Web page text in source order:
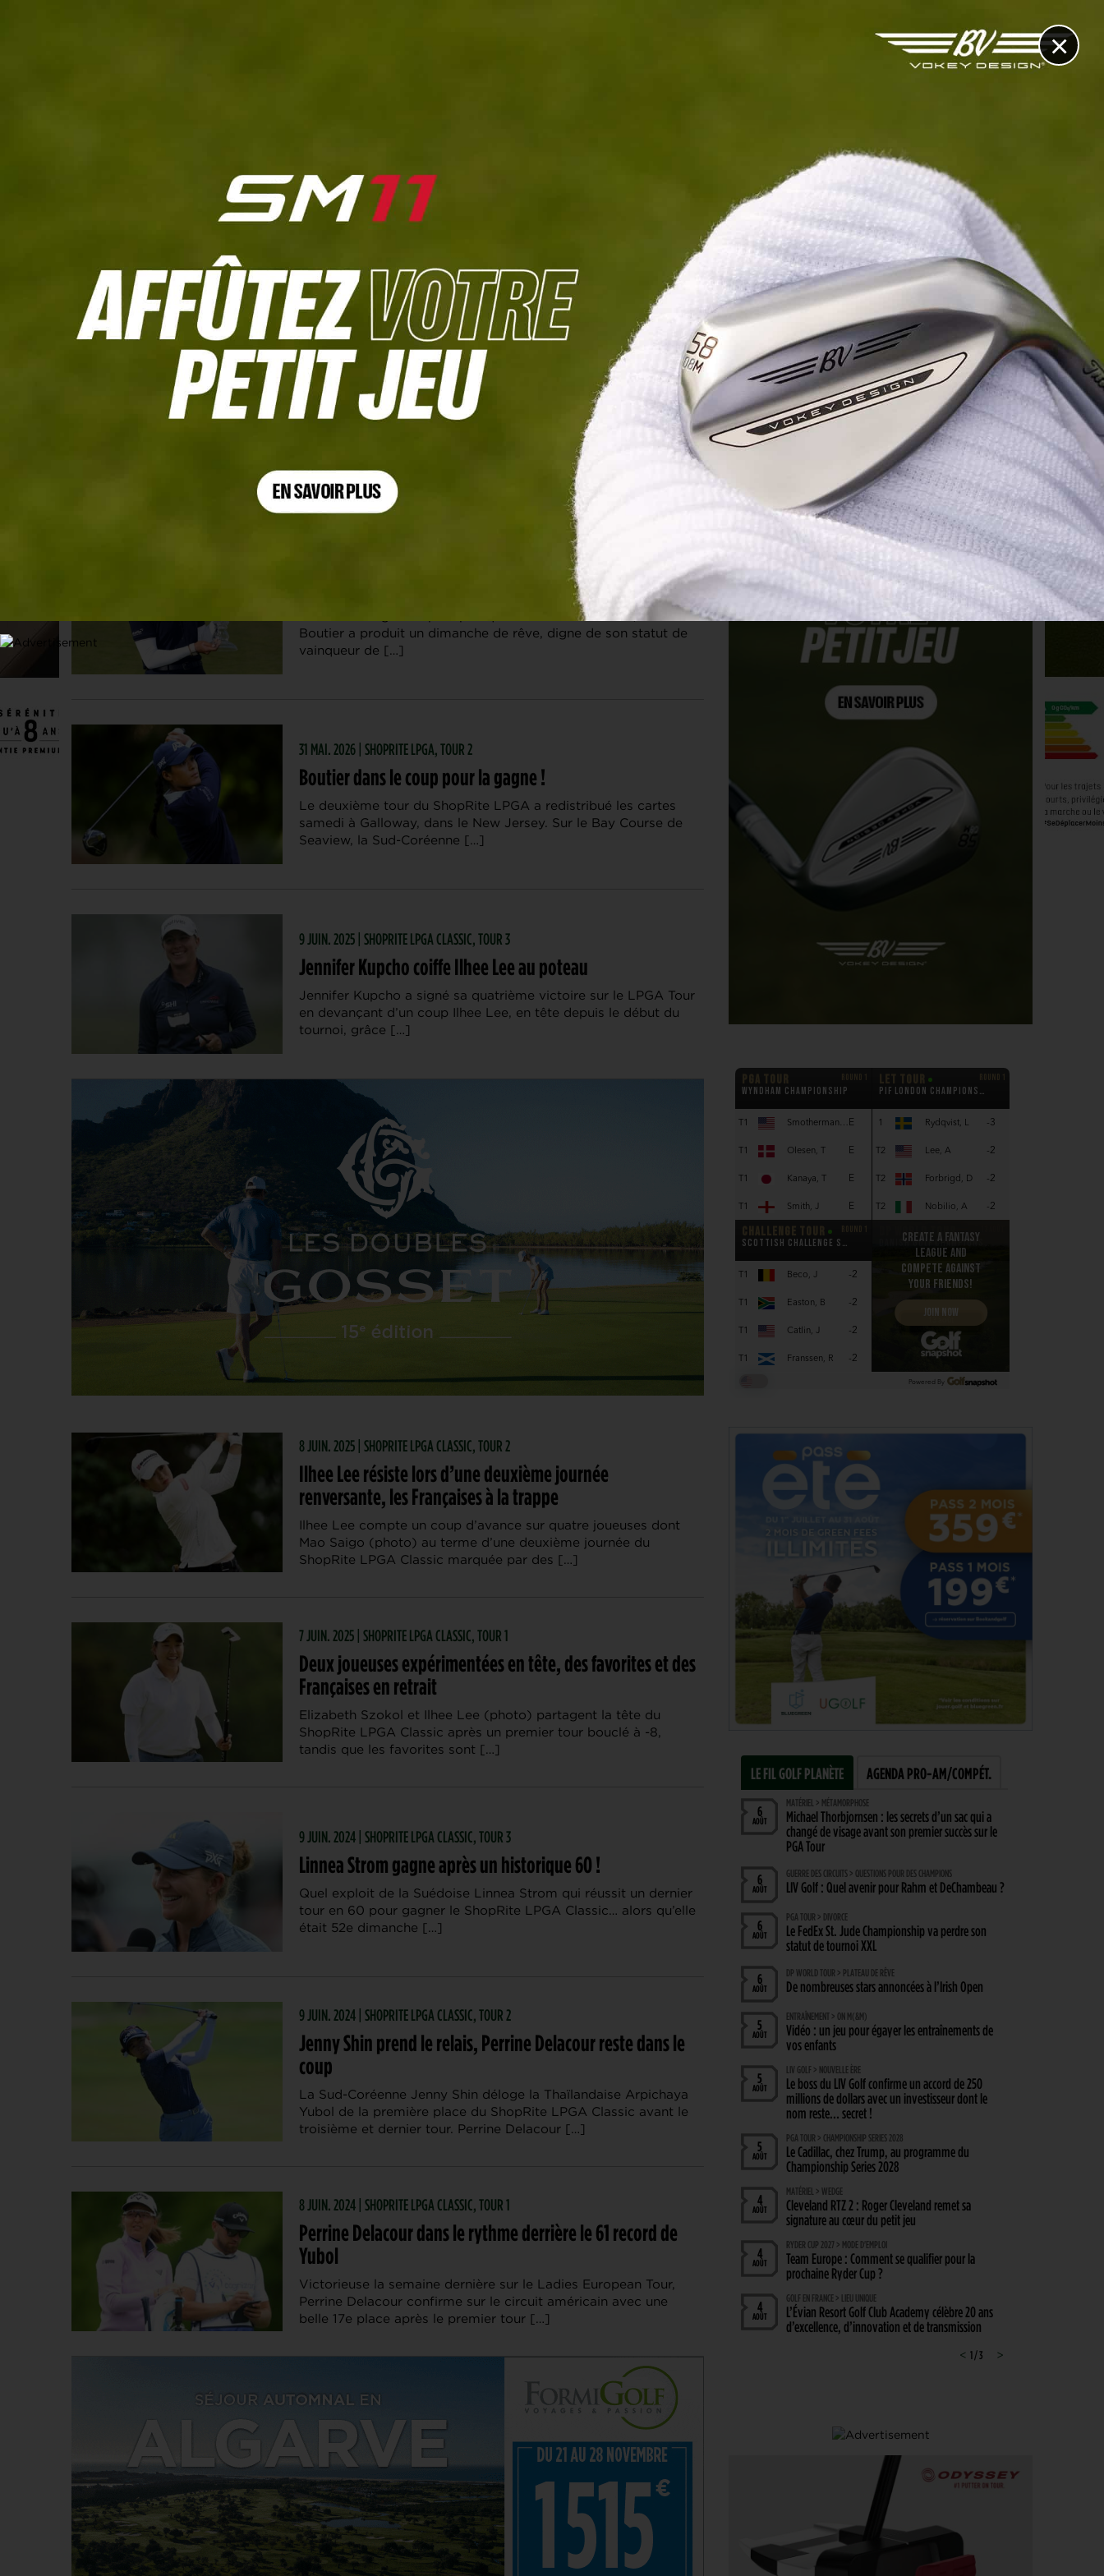
×
Shoprite LPGA Classic
De retour en grâce après presque trois ans de disette, Céline
Boutier a produit un dimanche de rêve, digne de son statut de
vainqueur de […]
31 MAI. 2026 | SHOPRITE LPGA, TOUR 2
Boutier dans le coup pour la gagne !
Le deuxième tour du ShopRite LPGA a redistribué les cartes
samedi à Galloway, dans le New Jersey. Sur le Bay Course de
Seaview, la Sud-Coréenne […]
9 JUIN. 2025 | SHOPRITE LPGA CLASSIC, TOUR 3
Jennifer Kupcho coiffe Ilhee Lee au poteau
Jennifer Kupcho a signé sa quatrième victoire sur le LPGA Tour
en devançant d’un coup Ilhee Lee, en tête depuis le début du
tournoi, grâce […]
8 JUIN. 2025 | SHOPRITE LPGA CLASSIC, TOUR 2
Ilhee Lee résiste lors d’une deuxième journée
renversante, les Françaises à la trappe
Ilhee Lee compte un coup d’avance sur quatre joueuses dont
Mao Saigo (photo) au terme d’une deuxième journée du
ShopRite LPGA Classic marquée par des […]
7 JUIN. 2025 | SHOPRITE LPGA CLASSIC, TOUR 1
Deux joueuses expérimentées en tête, des favorites et des
Françaises en retrait
Elizabeth Szokol et Ilhee Lee (photo) partagent la tête du
ShopRite LPGA Classic après un premier tour bouclé à -8,
tandis que les favorites sont […]
9 JUIN. 2024 | SHOPRITE LPGA CLASSIC, TOUR 3
Linnea Strom gagne après un historique 60 !
Quel exploit de la Suédoise Linnea Strom qui réussit un dernier
tour en 60 pour gagner le ShopRite LPGA Classic… alors qu’elle
était 52e dimanche […]
9 JUIN. 2024 | SHOPRITE LPGA CLASSIC, TOUR 2
Jenny Shin prend le relais, Perrine Delacour reste dans le
coup
La Sud-Coréenne Jenny Shin déloge la Thaïlandaise Arpichaya
Yubol de la première place du ShopRite LPGA Classic avant le
troisième et dernier tour. Perrine Delacour […]
8 JUIN. 2024 | SHOPRITE LPGA CLASSIC, TOUR 1
Perrine Delacour dans le rythme derrière le 61 record de
Yubol
Victorieuse la semaine dernière sur le Ladies European Tour,
Perrine Delacour confirme sur le circuit américain avec une
belle 17e place après le premier tour […]
LE FIL GOLF PLANÈTE AGENDA PRO-AM/COMPÉT.
6
AOÛT
MATÉRIEL > MÉTAMORPHOSE
Michael Thorbjornsen : les secrets d’un sac qui a
changé de visage avant son premier succès sur le
PGA Tour
6
AOÛT
GUERRE DES CIRCUITS > QUESTIONS POUR DES CHAMPIONS
LIV Golf : Quel avenir pour Rahm et DeChambeau ?
6
AOÛT
PGA TOUR > DIVORCE
Le FedEx St. Jude Championship va perdre son
statut de tournoi XXL
6
AOÛT
DP WORLD TOUR > PLATEAU DE RÊVE
De nombreuses stars annoncées à l’Irish Open
5
AOÛT
ENTRAÎNEMENT > ON M(&M)
Vidéo : un jeu pour égayer les entraînements de
vos enfants
5
AOÛT
LIV GOLF > NOUVELLE ÈRE
Le boss du LIV Golf confirme un accord de 250
millions de dollars avec un investisseur dont le
nom reste… secret !
5
AOÛT
PGA TOUR > CHAMPIONSHIP SERIES 2028
Le Cadillac, chez Trump, au programme du
Championship Series 2028
4
AOÛT
MATÉRIEL > WEDGE
Cleveland RTZ 2 : Roger Cleveland remet sa
signature au cœur du petit jeu
4
AOÛT
RYDER CUP 2027 > MODE D'EMPLOI
Team Europe : Comment se qualifier pour la
prochaine Ryder Cup ?
4
AOÛT
GOLF EN FRANCE > LIEU UNIQUE
L’Évian Resort Golf Club Academy célèbre 20 ans
d’excellence, d’innovation et de transmission
Solheim Cup 2026 : ces cinq joueuses qui restent à
quai malgré leur candidature
SOLHEIM CUP 2026 > QUALIFIÉES !
Angel Yin et Jennifer Kupcho rejoignent Nelly
Korda dans la liste des qualifiées pour la Solheim
Cup 2026
< >
1 / 3